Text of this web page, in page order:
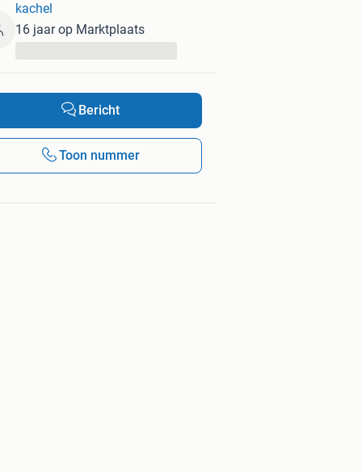
kachel
16 jaar op Marktplaats
Bericht
Toon nummer